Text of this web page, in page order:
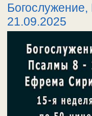
21.09.2025